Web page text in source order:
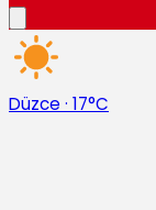
Düzce · 17°C